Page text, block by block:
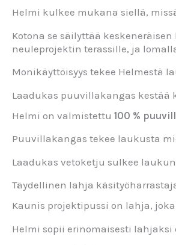
Helmi kulkee mukana siellä,
Kotona se säilyttää
neuleprojektin terassille, ja
Monikäyttöisyys tekee Helmestä
Laadukas puuvillakangas kestää
Helmi on valmistettu 100 %
Puuvillakangas tekee laukusta
Laadukas vetoketju sulkee
Täydellinen lahja
Kaunis projektipussi on lahja,
Helmi sopii erinomaisesti lahjaksi